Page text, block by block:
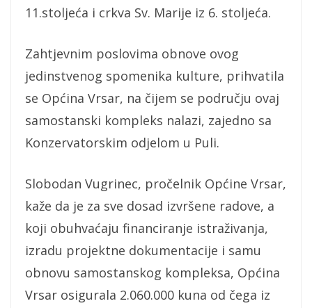
11.stoljeća i crkva Sv. Marije iz 6. stoljeća.
Zahtjevnim poslovima obnove ovog
jedinstvenog spomenika kulture, prihvatila
se Općina Vrsar, na čijem se području ovaj
samostanski kompleks nalazi, zajedno sa
Konzervatorskim odjelom u Puli.
Slobodan Vugrinec, pročelnik Općine Vrsar,
kaže da je za sve dosad izvršene radove, a
koji obuhvaćaju financiranje istraživanja,
izradu projektne dokumentacije i samu
obnovu samostanskog kompleksa, Općina
Vrsar osigurala 2.060.000 kuna od čega iz